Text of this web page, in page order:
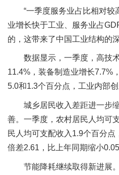
“一季度服务业占比相对
业增长快于工业、服务业占
的，这带来了中国工业结构的
数据显示，一季度，高技
11.4%，装备制造业增长7.7%
5.0和1.3个百分点，工业内部创
城乡居民收入差距进一步
善。一季度，农村居民人均可
民人均可支配收入1.9个百分点
倍差2.61，比上年同期缩小0.05
节能降耗继续取得新进展